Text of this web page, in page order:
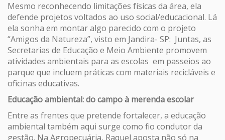
Mesmo reconhecendo limitações físicas da área, ela
defende projetos voltados ao uso social/educacional. Lá
ela sonha em montar algo parecido com o projeto
“Amigos da Natureza”, visto em Jandira- SP: Juntas, as
Secretarias de Educação e Meio Ambiente promovem
atividades ambientais para as escolas em passeios ao
parque que incluem práticas com materiais recicláveis e
oficinas educativas.
Educação ambiental: do campo à merenda escolar
Entre as frentes que pretende fortalecer, a educação
ambiental também aqui surge como fio condutor da
gestão. Na Agropecuária, Raquel aposta não só na